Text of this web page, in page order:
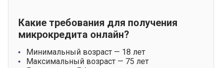
Какие требования для получения
микрокредита онлайн?
Минимальный возраст — 18 лет
Максимальный возраст — 75 лет